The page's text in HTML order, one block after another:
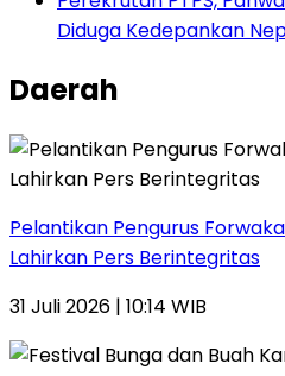
Diduga Kedepankan
Daerah
Pelantikan Pengurus
Lahirkan Pers Berintegritas
31 Juli 2026 | 10:14 WIB